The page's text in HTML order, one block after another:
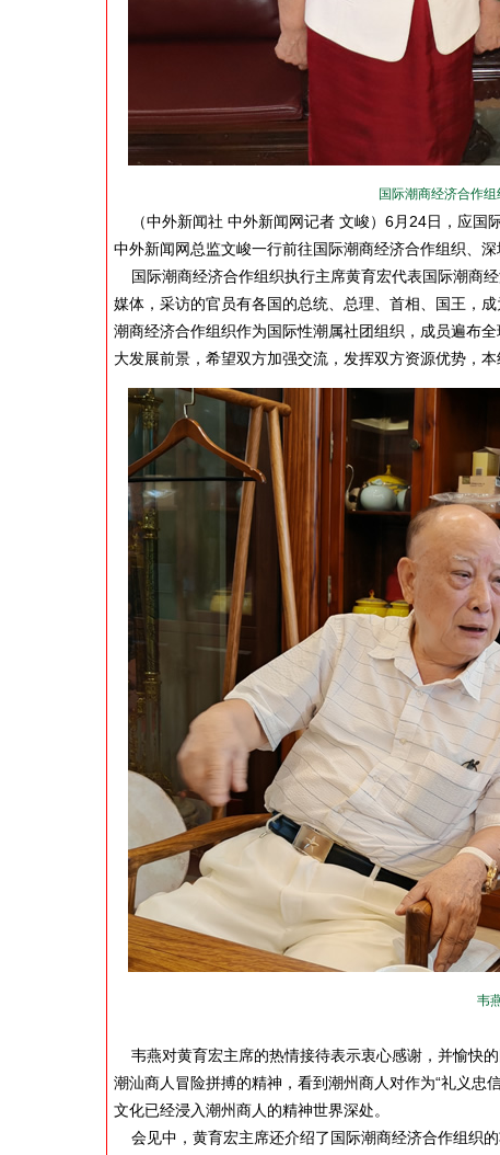
国际潮商经济合作
（中外新闻社 中外新闻网记者 文峻）6月24日，应国
中外新闻网总监文峻一行前往国际潮商经济合作组织、深
国际潮商经济合作组织执行主席黄育宏代表国际潮商
媒体，采访的官员有各国的总统、总理、首相、国王，
潮商经济合作组织作为国际性潮属社团组织，成员遍布
大发展前景，希望双方加强交流，发挥双方资源优势，
韦
韦燕对黄育宏主席的热情接待表示衷心感谢，并愉快
潮汕商人冒险拼搏的精神，看到潮州商人对作为“礼义忠
文化已经浸入潮州商人的精神世界深处。
会见中，黄育宏主席还介绍了国际潮商经济合作组织